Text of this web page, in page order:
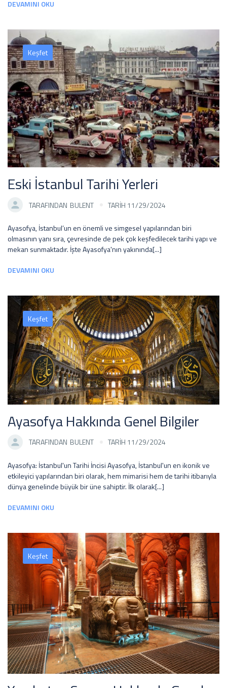
DEVAMINI OKU
Keşfet
Eski İstanbul Tarihi Yerleri
TARAFINDAN BULENT TARİH 11/29/2024
Ayasofya, İstanbul’un en önemli ve simgesel yapılarından biri
olmasının yanı sıra, çevresinde de pek çok keşfedilecek tarihi yapı ve
mekan sunmaktadır. İşte Ayasofya'nın yakınında[...]
DEVAMINI OKU
Keşfet
Ayasofya Hakkında Genel Bilgiler
TARAFINDAN BULENT TARİH 11/29/2024
Ayasofya: İstanbul'un Tarihi İncisi Ayasofya, İstanbul'un en ikonik ve
etkileyici yapılarından biri olarak, hem mimarisi hem de tarihi itibarıyla
dünya genelinde büyük bir üne sahiptir. İlk olarak[...]
DEVAMINI OKU
Keşfet